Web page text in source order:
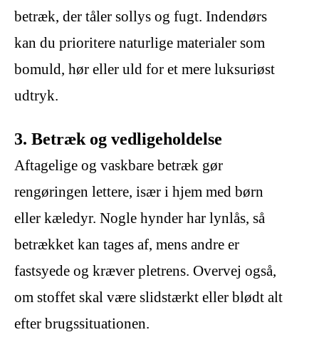
betræk, der tåler sollys og fugt. Indendørs
kan du prioritere naturlige materialer som
bomuld, hør eller uld for et mere luksuriøst
udtryk.
3. Betræk og vedligeholdelse
Aftagelige og vaskbare betræk gør
rengøringen lettere, især i hjem med børn
eller kæledyr. Nogle hynder har lynlås, så
betrækket kan tages af, mens andre er
fastsyede og kræver pletrens. Overvej også,
om stoffet skal være slidstærkt eller blødt alt
efter brugssituationen.